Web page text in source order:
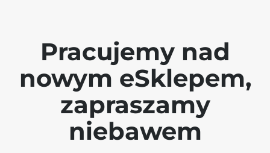
Pracujemy nad
nowym eSklepem,
zapraszamy
niebawem